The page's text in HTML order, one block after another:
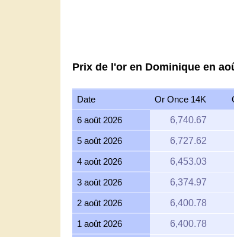
6 août 2026 6,740.67
5 août 2026 6,727.62
4 août 2026 6,453.03
3 août 2026 6,374.97
2 août 2026 6,400.78
1 août 2026 6,400.78
31 juillet 2026 6,400.78